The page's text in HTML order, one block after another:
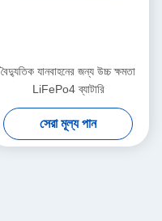
বৈদ্যুতিক যানবাহনের জন্য উচ্চ ক্ষমতা
LiFePo4 ব্যাটারি
সেরা মূল্য পান